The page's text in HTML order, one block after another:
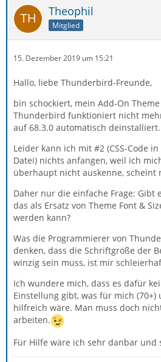
Theophil
Mitglied
15. Dezember 2019 um 15:21
Hallo, liebe Thunderbird-Freunde,
bin schockiert, mein Add-On
Thunderbird funktioniert nicht
auf 68.3.0 automatisch deinstalliert.
Leider kann ich mit #2 (CSS-Code
Datei) nichts anfangen, weil ich
überhaupt nicht auskenne, scheint
Daher nur die einfache Frage: Gibt
das als Ersatz von Theme Font &
werden kann?
Was die Programmierer von
denken, dass die Schriftgröße der
winzig sein muss, ist mir
Ich wundere mich, dass es dafür
Einstellung gibt, was für mich
hilfreich wäre. Man muss doch
arbeiten.
Für Hilfe wäre ich sehr danbar und